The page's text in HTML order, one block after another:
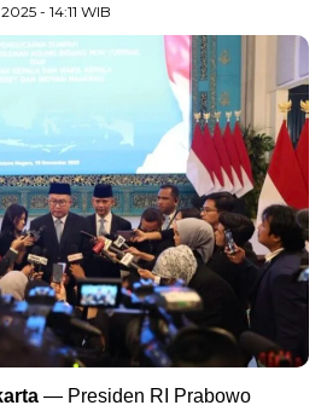
- 14:11 WIB
— Presiden RI Prabowo